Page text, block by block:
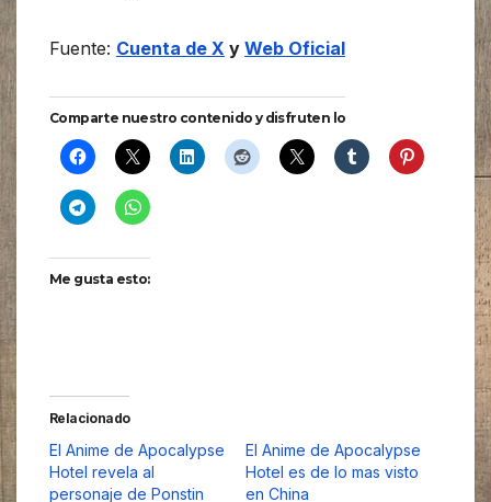
Fuente: Cuenta de X y Web Oficial
Comparte nuestro contenido y disfruten lo
Me gusta esto:
Relacionado
El Anime de Apocalypse
Hotel revela al
personaje de Ponstin
El Anime de Apocalypse
Hotel es de lo mas visto
en China